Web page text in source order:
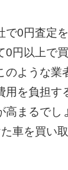
で0円査定
0円以上で
のような業
用を負担す
高まるでし
車を買い